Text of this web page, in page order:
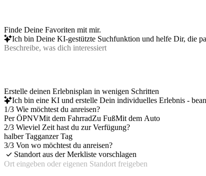
Finde Deine Favoriten mit mir.
Ich bin Deine KI-gestützte Suchfunktion und helfe Dir, die
Erstelle deinen Erlebnisplan in wenigen Schritten
Ich bin eine KI und erstelle Dein individuelles Erlebnis -
1/3 Wie möchtest du anreisen?
Per ÖPNVMit dem FahrradZu FußMit dem Auto
2/3 Wieviel Zeit hast du zur Verfügung?
halber Tagganzer Tag
3/3 Von wo möchtest du anreisen?
Standort aus der Merkliste vorschlagen